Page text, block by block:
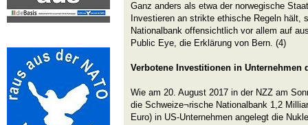
Ganz anders als etwa der norwegische
Investieren an strikte ethische Regeln hält,
Nationalbank offensichtlich vor allem auf
Public Eye, die Erklärung von Bern. (4)
Verbotene Investitionen in Unternehmen
Wie am 20. August 2017 in der NZZ am
die Schweize¬rische Nationalbank 1,2
Euro) in US-Unternehmen angelegt die